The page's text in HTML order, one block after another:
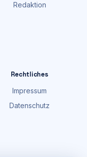
Redaktion
Rechtliches
Impressum
Datenschutz